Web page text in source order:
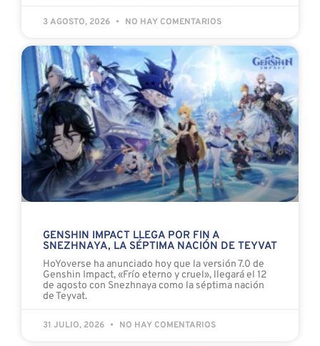
3 AGOSTO, 2026 NO HAY COMENTARIOS
GENSHIN IMPACT LLEGA POR FIN A
SNEZHNAYA, LA SÉPTIMA NACIÓN DE TEYVAT
HoYoverse ha anunciado hoy que la versión 7.0 de
Genshin Impact, «Frío eterno y cruel», llegará el 12
de agosto con Snezhnaya como la séptima nación
de Teyvat.
31 JULIO, 2026 NO HAY COMENTARIOS